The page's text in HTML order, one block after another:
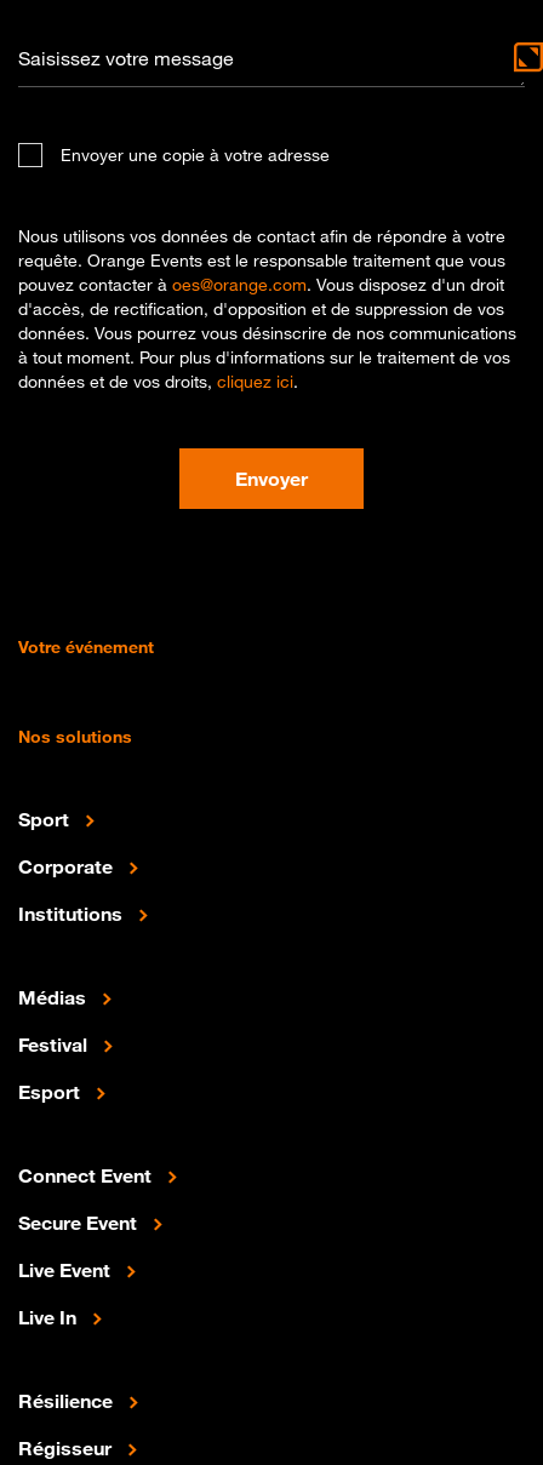
Saisissez votre message
Envoyer une copie à votre adresse
Nous utilisons vos données de contact afin de répondre à votre
requête. Orange Events est le responsable traitement que vous
pouvez contacter à oes@orange.com. Vous disposez d'un droit
d'accès, de rectification, d'opposition et de suppression de vos
données. Vous pourrez vous désinscrire de nos communications
à tout moment. Pour plus d'informations sur le traitement de vos
données et de vos droits, cliquez ici.
Envoyer
Votre événement
Nos solutions
Sport
Corporate
Institutions
Médias
Festival
Esport
Connect Event
Secure Event
Live Event
Live In
Résilience
Régisseur